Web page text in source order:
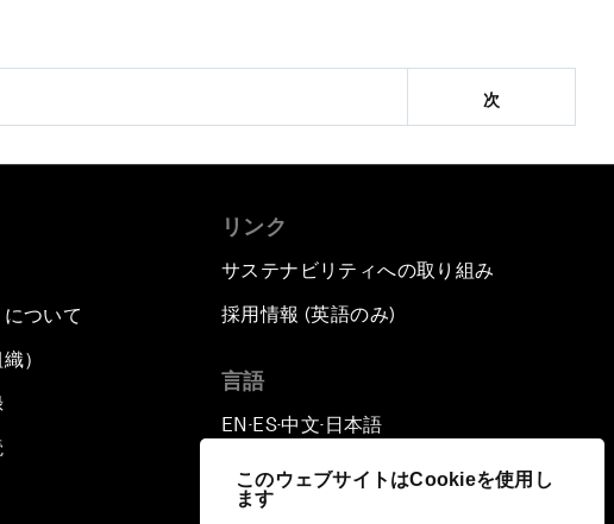
このウェブサイトはCookieを使用し
ます
次
ついて
）
リンク
サステナビリティへの取り組み
採用情報 (英語のみ)
言語
EN ▪ES▪中文▪ 日本語